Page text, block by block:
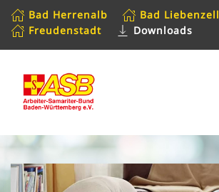
Zum Hauptinhalt springen
Bad Herrenalb Bad Liebenzell
Freudenstadt
Downloads